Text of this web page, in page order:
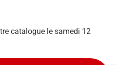
catalogue le samedi 12